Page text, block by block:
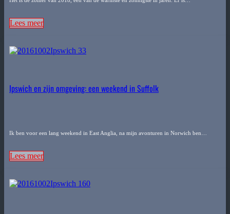
Lees meer
Ipswich en zijn omgeving: een weekend in Suffolk
Ik ben voor een lang weekend in East Anglia, na mijn avonturen in Norwich ben…
Lees meer